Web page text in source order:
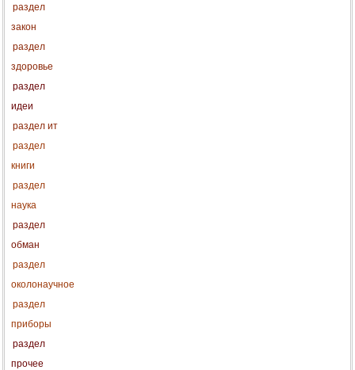
раздел
закон
раздел
здоровье
раздел
идеи
раздел ит
раздел
книги
раздел
наука
раздел
обман
раздел
околонаучное
раздел
приборы
раздел
прочее